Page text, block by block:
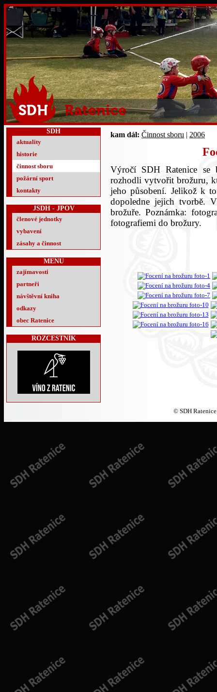
SDH
aktuality
historie
činnost sboru
požární sport
kontakty
JSDH - JPOV
členové jednotky
vybavení
zásahy a činnost
MENU
zajímavosti
partneři
návštěvní kniha
odkazy
obec Ratenice
ROZCESTNÍK
kam dál: Činnost sboru | 2006
Výročí SDH Ratenice
rozhodli vytvořit brožuru,
jeho působení. Jelikož k
dopoledne jejich tvorbě.
brožuře. Poznámka:
fotografiemi do brožury.
© SDH